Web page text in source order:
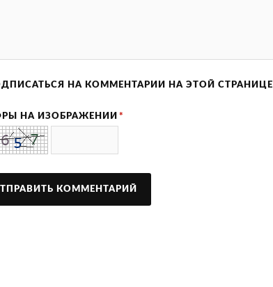
НА КОММЕНТАРИИ НА ЭТОЙ СТРАНИЦЕ
НА ИЗОБРАЖЕНИИ *